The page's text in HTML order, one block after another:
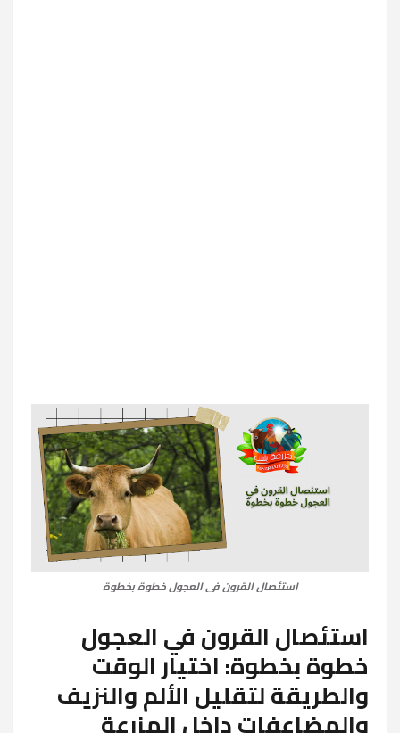
استئصال القرون في العجول خطوة بخطوة
استئصال القرون في العجول
خطوة بخطوة: اختيار الوقت
والطريقة لتقليل الألم والنزيف
والمضاعفات داخل المزرعة